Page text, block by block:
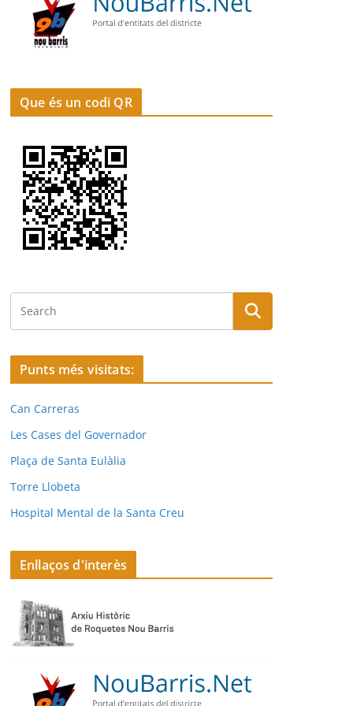
Que és un codi QR
Punts més visitats:
Can Carreras
Les Cases del Governador
Plaça de Santa Eulàlia
Torre Llobeta
Hospital Mental de la Santa Creu
Enllaços d'interès